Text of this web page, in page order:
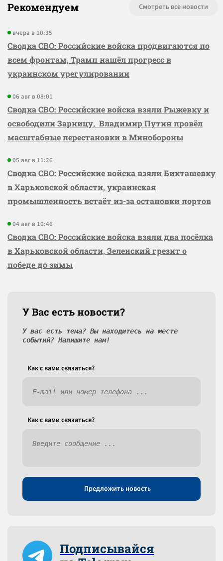
Рекомендуем Смотреть все новости
вчера в 10:35
Сводка СВО: Российские войска продвигаются по
всем фронтам, Трамп нашёл прогресс в
украинском урегулировании
06 авг в 08:01
Сводка СВО: Российские войска взяли Рыжевку и
освободили Зарницу, Владимир Путин провёл
масштабные перестановки в Минобороны
05 авг в 11:26
Сводка СВО: Российские войска взяли Бикташевку
в Харьковской области, украинская
промышленность встаёт из-за остановки портов
04 авг в 10:46
Сводка СВО: Российские войска взяли два посёлка
в Харьковской области, Зеленский грезит о
победе до зимы
У Вас есть новости?
У вас есть тема? Вы находитесь на месте
событий? Напишите нам!
Как c вами связаться?
Как c вами связаться?
Предложить новость
Подписывайся